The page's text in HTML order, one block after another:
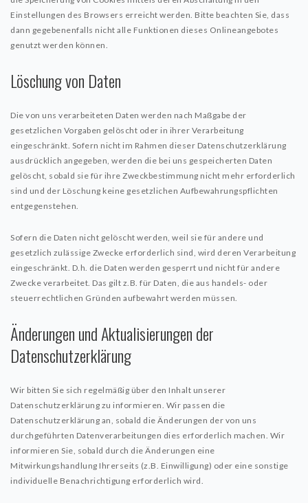
Einstellungen des Browsers erreicht werden. Bitte beachten Sie, dass
dann gegebenenfalls nicht alle Funktionen dieses Onlineangebotes
genutzt werden können.
Löschung von Daten
Die von uns verarbeiteten Daten werden nach Maßgabe der
gesetzlichen Vorgaben gelöscht oder in ihrer Verarbeitung
eingeschränkt. Sofern nicht im Rahmen dieser Datenschutzerklärung
ausdrücklich angegeben, werden die bei uns gespeicherten Daten
gelöscht, sobald sie für ihre Zweckbestimmung nicht mehr erforderlich
sind und der Löschung keine gesetzlichen Aufbewahrungspflichten
entgegenstehen.
Sofern die Daten nicht gelöscht werden, weil sie für andere und
gesetzlich zulässige Zwecke erforderlich sind, wird deren Verarbeitung
eingeschränkt. D.h. die Daten werden gesperrt und nicht für andere
Zwecke verarbeitet. Das gilt z.B. für Daten, die aus handels- oder
steuerrechtlichen Gründen aufbewahrt werden müssen.
Änderungen und Aktualisierungen der
Datenschutzerklärung
Wir bitten Sie sich regelmäßig über den Inhalt unserer
Datenschutzerklärung zu informieren. Wir passen die
Datenschutzerklärung an, sobald die Änderungen der von uns
durchgeführten Datenverarbeitungen dies erforderlich machen. Wir
informieren Sie, sobald durch die Änderungen eine
Mitwirkungshandlung Ihrerseits (z.B. Einwilligung) oder eine sonstige
individuelle Benachrichtigung erforderlich wird.